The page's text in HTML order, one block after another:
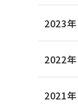
2023年
2022年
2021年